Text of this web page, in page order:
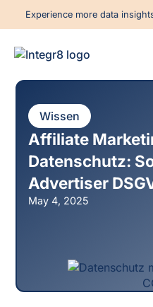
Experience more data
Wissen
Affiliate
Datenschutz:
Advertiser
May 4, 2025